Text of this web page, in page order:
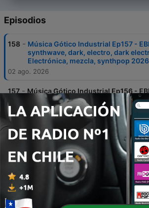
Episodios
158 - Música Gótico Industrial Ep157 -
synthwave, dark, electro, dark
Electrónica, mezcla, synthpop 2026
02 ago. 2026
157 - Música Gótico Industrial Ep156 -
synthwave, dark, electro, dark
Electrónica, mezcla, synthpop 2026
26 jul. 2026
156 -
Música Gótico Industrial Ep155 -
synthwave, dark, electro, dark
Electrónica, mezcla, synthpop 2026
155 - Música Gótico Industrial Ep154 -
synthwave, dark, electro, dark
Electrónica, mezcla, synthpop 2026